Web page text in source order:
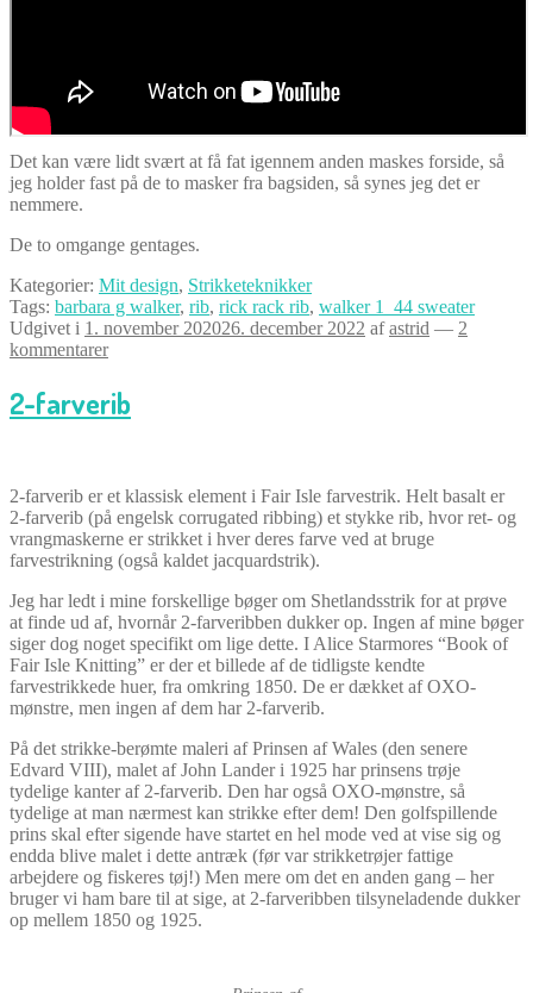
Det kan være lidt svært at få fat igennem anden maskes forside, så
jeg holder fast på de to masker fra bagsiden, så synes jeg det er
nemmere.
De to omgange gentages.
Kategorier: Mit design, Strikketeknikker
Tags: barbara g walker, rib, rick rack rib, walker 1_44 sweater
Udgivet i 1. november 202026. december 2022 afastrid — 2
kommentarer
2-farverib
2-farverib er et klassisk element i Fair Isle farvestrik. Helt basalt er
2-farverib (på engelsk corrugated ribbing) et stykke rib, hvor ret- og
vrangmaskerne er strikket i hver deres farve ved at bruge
farvestrikning (også kaldet jacquardstrik).
Jeg har ledt i mine forskellige bøger om Shetlandsstrik for at prøve
at finde ud af, hvornår 2-farveribben dukker op. Ingen af mine bøger
siger dog noget specifikt om lige dette. I Alice Starmores “Book of
Fair Isle Knitting” er der et billede af de tidligste kendte
farvestrikkede huer, fra omkring 1850. De er dækket af OXO-
mønstre, men ingen af dem har 2-farverib.
På det strikke-berømte maleri af Prinsen af Wales (den senere
Edvard VIII), malet af John Lander i 1925 har prinsens trøje
tydelige kanter af 2-farverib. Den har også OXO-mønstre, så
tydelige at man nærmest kan strikke efter dem! Den golfspillende
prins skal efter sigende have startet en hel mode ved at vise sig og
endda blive malet i dette antræk (før var strikketrøjer fattige
arbejdere og fiskeres tøj!) Men mere om det en anden gang – her
bruger vi ham bare til at sige, at 2-farveribben tilsyneladende dukker
op mellem 1850 og 1925.